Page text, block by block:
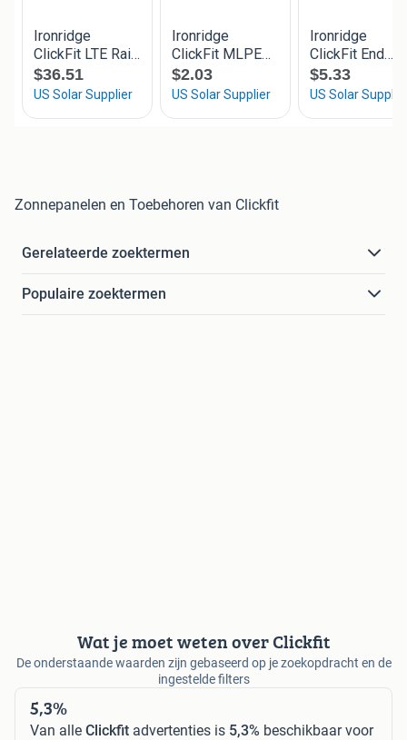
Zonnepanelen en Toebehoren van Clickfit
Gerelateerde zoektermen
Populaire zoektermen
Wat je moet weten over Clickfit
De onderstaande waarden zijn gebaseerd op je zoekopdracht en de
ingestelde filters
5,3%
Van alle Clickfit advertenties is 5,3% beschikbaar voor